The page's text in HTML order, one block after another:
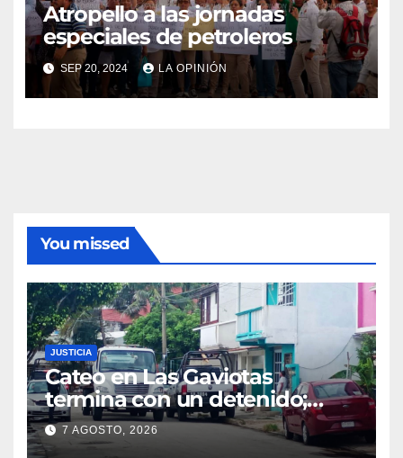
Atropello a las jornadas
especiales de petroleros
SEP 20, 2024 LA OPINIÓN
You missed
JUSTICIA
Cateo en Las Gaviotas
termina con un detenido;
aseguran armas, presunta
droga y un automóvil
7 AGOSTO, 2026